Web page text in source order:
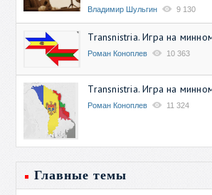
Владимир Шульгин 9 130
Transnistria. Игра на
Роман Коноплев 10 363
Transnistria. Игра на
Роман Коноплев 11 324
Главные темы